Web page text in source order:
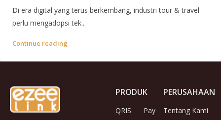
Di era digital yang terus berkembang, industri tour & travel
perlu mengadopsi tek...
Continue reading
PRODUK
QRIS
Pay
PERUSAHAAN
Tentang Kami